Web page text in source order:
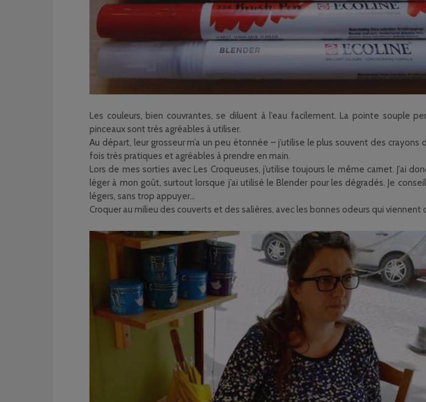
Les couleurs, bien couvrantes, se diluent à l’eau facilement. La pointe souple
pinceaux sont très agréables à utiliser.
Au départ, leur grosseur m’a un peu étonnée – j’utilise le plus souvent des
fois très pratiques et agréables à prendre en main.
Lors de mes sorties avec Les Croqueuses, j’utilise toujours le même carnet. J’ai
léger à mon goût, surtout lorsque j’ai utilisé le Blender pour les dégradés. Je
légers, sans trop appuyer…
Croquer au milieu des couverts et des salières, avec les bonnes odeurs qui viennent